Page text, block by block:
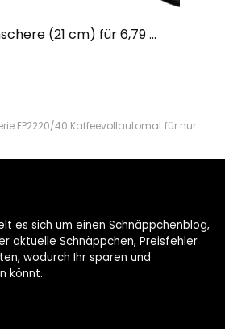
(21 cm) für 6,79 ...
EP2220/40 Kaffeevollautomat für nur
es sich um einen Schnäppchenblog,
aktuelle Schnäppchen, Preisfehler
wodurch Ihr sparen und
könnt.